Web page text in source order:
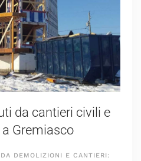
da cantieri civili e
Gremiasco
DEMOLIZIONI E CANTIERI: